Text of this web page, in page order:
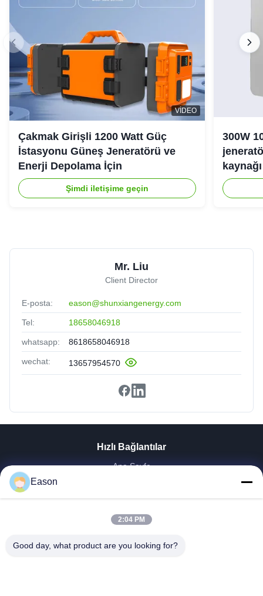
VIDEO
Çakmak Girişli 1200 Watt Güç
İstasyonu Güneş Jeneratörü ve
Enerji Depolama İçin
Şimdi iletişime geçin
300W
Mr. Liu
Client Director
E-posta: eason@shunxiangenergy.com
Tel: 18658046918
whatsapp: 8618658046918
wechat: 13657954570
Hızlı Bağlantılar
Ana Sayfa
VİDEOLAR
Fabrika Turu
Kalite Kontrol
Eason
2:04 PM
Good day, what product are you looking for?